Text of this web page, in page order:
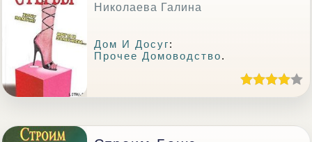
Николаева Галина
Дом И Досуг:
Прочее Домоводство.